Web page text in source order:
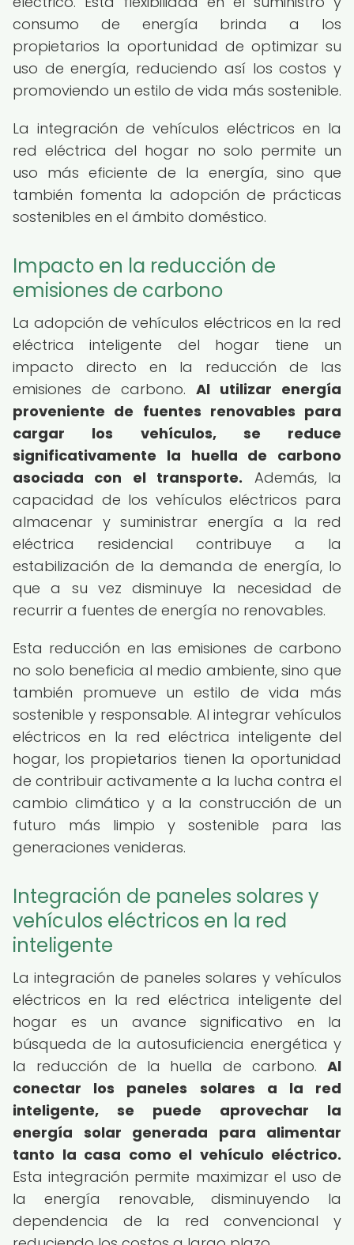
consumo de energía brinda a los
propietarios la oportunidad de optimizar su
uso de energía, reduciendo así los costos y
promoviendo un estilo de vida más sostenible.
La integración de vehículos eléctricos en la
red eléctrica del hogar no solo permite un
uso más eficiente de la energía, sino que
también fomenta la adopción de prácticas
sostenibles en el ámbito doméstico.
Impacto en la reducción de
emisiones de carbono
La adopción de vehículos eléctricos en la red
eléctrica inteligente del hogar tiene un
impacto directo en la reducción de las
emisiones de carbono. Al utilizar energía
proveniente de fuentes renovables para
cargar los vehículos, se reduce
significativamente la huella de carbono
asociada con el transporte. Además, la
capacidad de los vehículos eléctricos para
almacenar y suministrar energía a la red
eléctrica residencial contribuye a la
estabilización de la demanda de energía, lo
que a su vez disminuye la necesidad de
recurrir a fuentes de energía no renovables.
Esta reducción en las emisiones de carbono
no solo beneficia al medio ambiente, sino que
también promueve un estilo de vida más
sostenible y responsable. Al integrar vehículos
eléctricos en la red eléctrica inteligente del
hogar, los propietarios tienen la oportunidad
de contribuir activamente a la lucha contra el
cambio climático y a la construcción de un
futuro más limpio y sostenible para las
generaciones venideras.
Integración de paneles solares y
vehículos eléctricos en la red
inteligente
La integración de paneles solares y vehículos
eléctricos en la red eléctrica inteligente del
hogar es un avance significativo en la
búsqueda de la autosuficiencia energética y
la reducción de la huella de carbono. Al
conectar los paneles solares a la red
inteligente, se puede aprovechar la
energía solar generada para alimentar
tanto la casa como el vehículo eléctrico.
Esta integración permite maximizar el uso de
la energía renovable, disminuyendo la
dependencia de la red convencional y